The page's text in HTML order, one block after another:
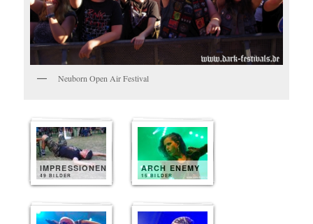
Neuborn Open Air Festival
IMPRESSIONEN
49 BILDER
ARCH ENEMY
15 BILDER